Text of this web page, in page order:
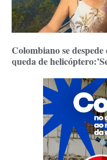
Colombiano se
queda de